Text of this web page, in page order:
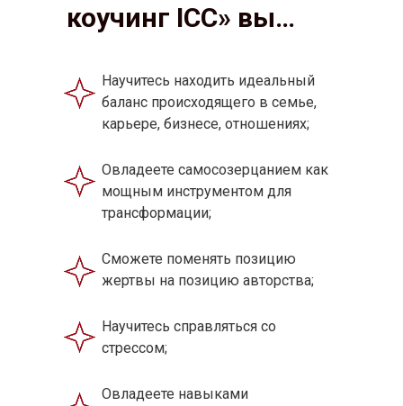
Научитесь находить идеальный
баланс происходящего в семье,
карьере, бизнесе, отношениях;
Овладеете самосозерцанием как
мощным инструментом для
трансформации;
Сможете поменять позицию
жертвы на позицию авторства;
Научитесь справляться со
стрессом;
Овладеете навыками
коучинг ICC» вы…